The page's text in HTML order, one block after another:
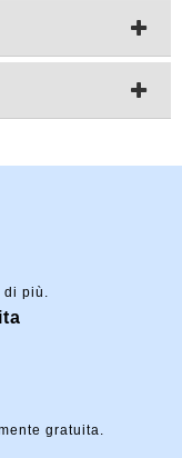
di più.
gratuita.